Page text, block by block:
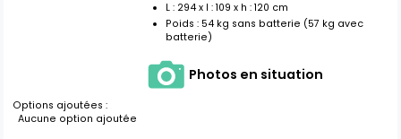
L : 294 x l :109 x h :120 cm
Poids : 54 kg sans batterie (57 kg avec
batterie)
Photos en situation
Options ajoutées :
Aucune option ajoutée